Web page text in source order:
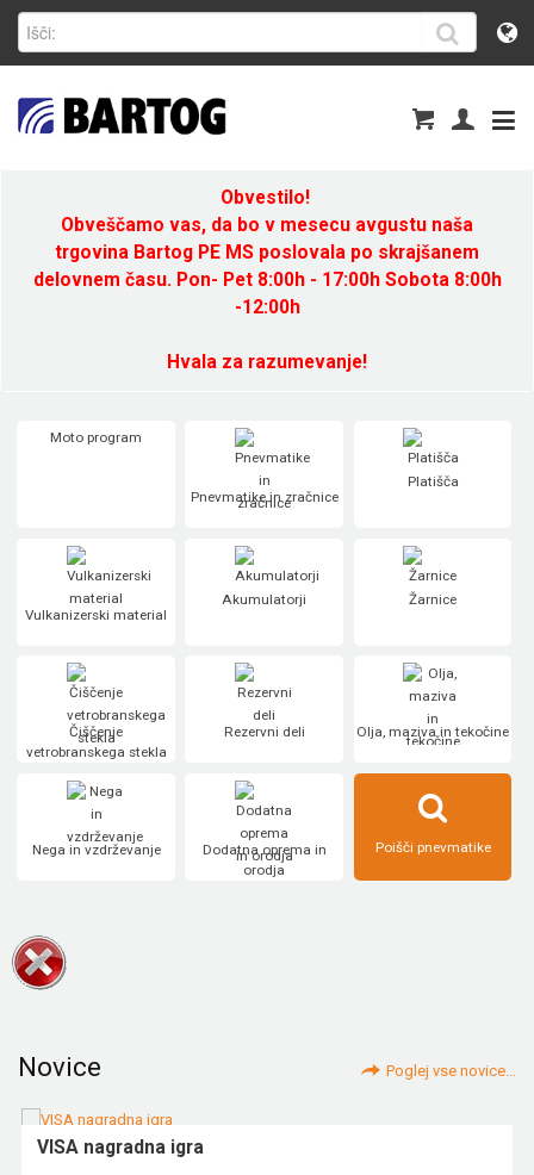
Obvestilo!
Obveščamo vas, da bo v mesecu avgustu naša
trgovina Bartog PE MS poslovala po skrajšanem
delovnem času. Pon- Pet 8:00h - 17:00h Sobota 8:00h
-12:00h
Hvala za razumevanje!
Moto program
Pnevmatike in zračnice
Platišča
Vulkanizerski material
Akumulatorji Žarnice
Čiščenje
vetrobranskega stekla
Rezervni deli Olja, maziva in tekočine
Nega in vzdrževanje
Dodatna oprema in
orodja
Poišči pnevmatike
Novice Poglej vse novice...
VISA nagradna igra